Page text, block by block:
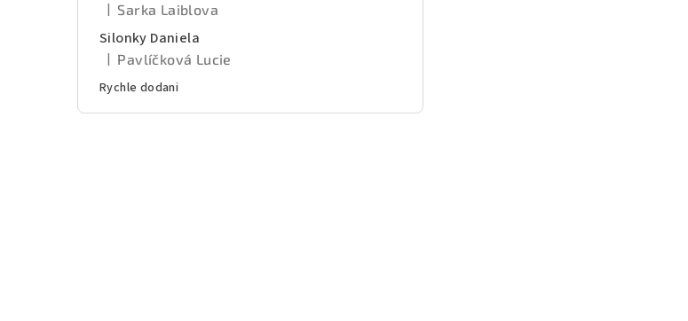
Hodnocení produktu je 5 z 5 hvězdiček.
Sarka Laiblova
Silonky Daniela
Hodnocení produktu je 5 z 5 hvězdiček.
Pavlíčková Lucie
Rychle dodani